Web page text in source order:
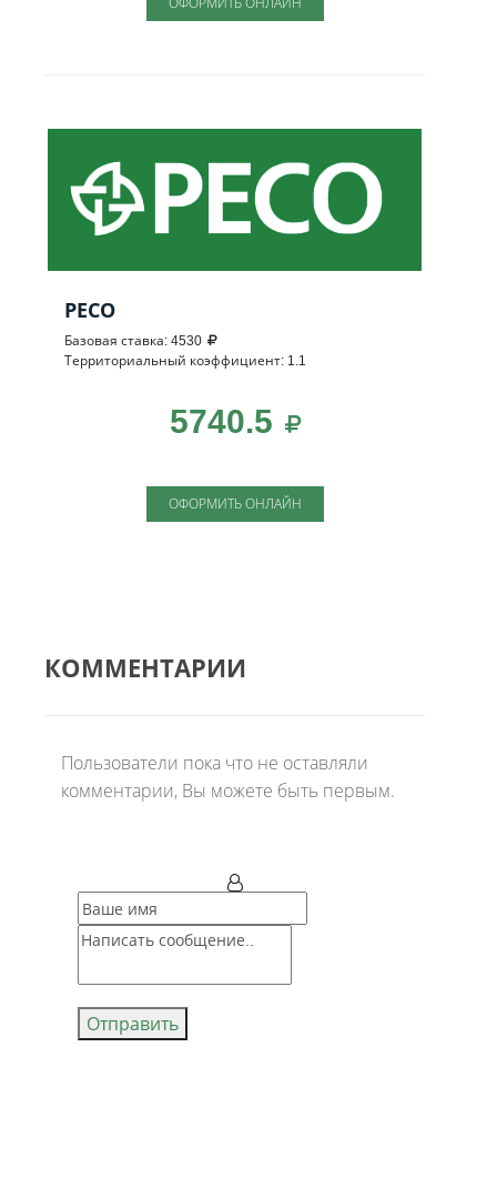
РЕСО
Базовая ставка: 4530
Территориальный коэффициент: 1.1
5740.5
ОФОРМИТЬ ОНЛАЙН
КОММЕНТАРИИ
Пользователи пока что не оставляли
комментарии, Вы можете быть первым.
Отправить